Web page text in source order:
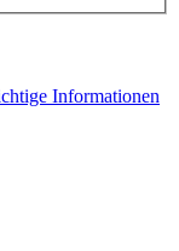
Informationen